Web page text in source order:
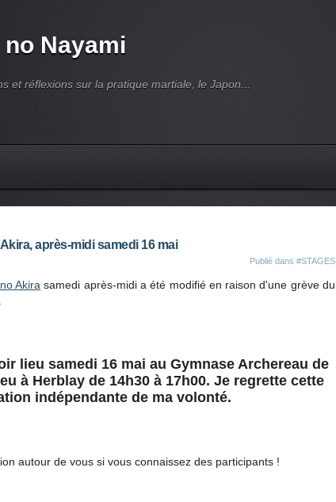
Nayami
et réflexions sur la pratique martiale, le Japon...
après-midi samedi 16 mai
Publié dans #STAGES
Akira samedi après-midi a été modifié en raison d'une grève du
lieu samedi 16 mai au Gymnase Archereau de
à Herblay de 14h30 à 17h00. Je regrette cette
indépendante de ma volonté.
autour de vous si vous connaissez des participants !